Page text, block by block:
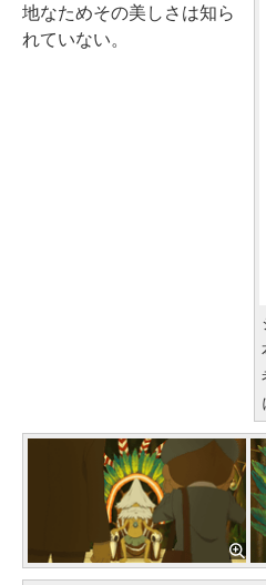
地なためその美しさは知ら
れていない。